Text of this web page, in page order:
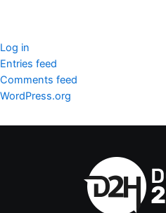
Log in
Entries feed
Comments feed
WordPress.org